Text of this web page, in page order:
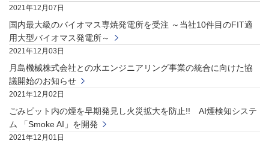
2021年12月07日
国内最大級のバイオマス専焼発電所を受注 ～当社10件目のFIT適
用大型バイオマス発電所～
2021年12月03日
月島機械株式会社との水エンジニアリング事業の統合に向けた協
議開始のお知らせ
2021年12月02日
ごみピット内の煙を早期発見し火災拡大を防止!! AI煙検知システ
ム 「Smoke AI」を開発
2021年12月01日